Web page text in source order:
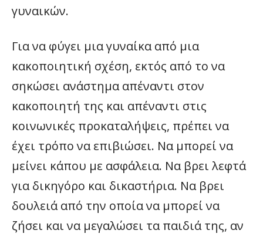
γυναικών.
Για να φύγει μια γυναίκα από μια
κακοποιητική σχέση, εκτός από το να
σηκώσει ανάστημα απέναντι στον
κακοποιητή της και απέναντι στις
κοινωνικές προκαταλήψεις, πρέπει να
έχει τρόπο να επιβιώσει. Να μπορεί να
μείνει κάπου με ασφάλεια. Να βρει λεφτά
για δικηγόρο και δικαστήρια. Να βρει
δουλειά από την οποία να μπορεί να
ζήσει και να μεγαλώσει τα παιδιά της, αν